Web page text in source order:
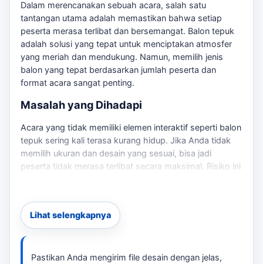
Dalam merencanakan sebuah acara, salah satu
tantangan utama adalah memastikan bahwa setiap
peserta merasa terlibat dan bersemangat. Balon tepuk
adalah solusi yang tepat untuk menciptakan atmosfer
yang meriah dan mendukung. Namun, memilih jenis
balon yang tepat berdasarkan jumlah peserta dan
format acara sangat penting.
Masalah yang Dihadapi
Acara yang tidak memiliki elemen interaktif seperti balon
tepuk sering kali terasa kurang hidup. Jika Anda tidak
memilih ukuran dan desain yang sesuai, bisa jadi
peserta tidak merasa terlibat secara maksimal. Risiko ini
tepuk Indramayubisa menjadi rujukan sebelum
menentukan ukuran, desain, dan jadwal.
Solusi yang Ditawarkan
tersedia balon tepuk yang dapat disesuaikan dengan
Lihat selengkapnya
Pastikan Anda mengirim file desain dengan jelas,